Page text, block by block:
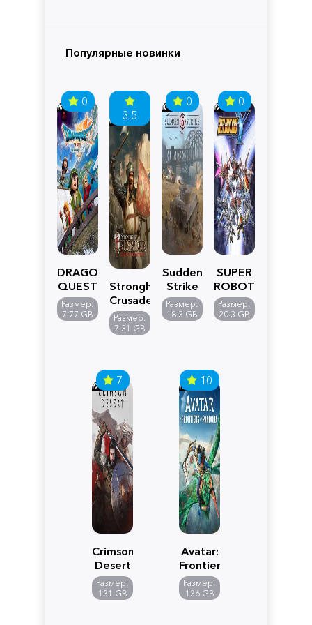
Популярные новинки
0
DRAGON
QUEST
VII
Reimagined
Размер:
7.77 GB
3.5
Stronghold
Crusader:
Definitive
Edition
Размер:
7.31 GB
0
Sudden
Strike
5
Размер:
18.3 GB
0
SUPER
ROBOT
WARS
Y
Размер:
20.3 GB
7
Crimson
Desert
Размер:
131 GB
10
Avatar:
Frontiers
of
Pandora
Размер:
136 GB